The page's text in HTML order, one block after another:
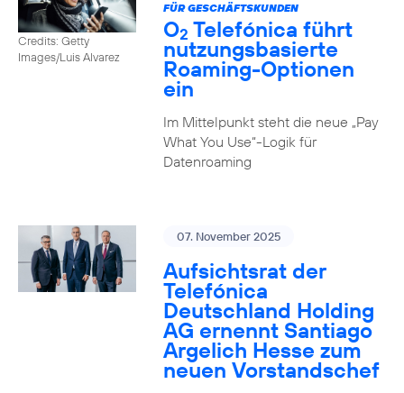
Credits: Getty
Images/Luis Alvarez
FÜR GESCHÄFTSKUNDEN
O2 Telefónica führt
nutzungs­basierte
Roaming-Optionen
ein
Im Mittelpunkt steht die neue „Pay
What You Use“-Logik für
Datenroaming
07. November 2025
Aufsichtsrat der
Telefónica
Deutschland Holding
AG ernennt Santiago
Argelich Hesse zum
neuen Vorstandschef